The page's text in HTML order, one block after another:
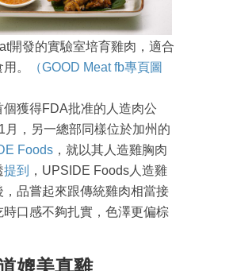
開發的實驗室培育雞肉，適合
。
（GOOD Meat fb專頁圖
個獲得FDA批准的人造肉公
月，另一總部同樣位於加州的
Foods ，就以其人造雞胸肉
提到
，UPSIDE Foods人造雞
，品嘗起來跟傳統雞肉相當接
時口感不夠扎實，色澤更偏棕